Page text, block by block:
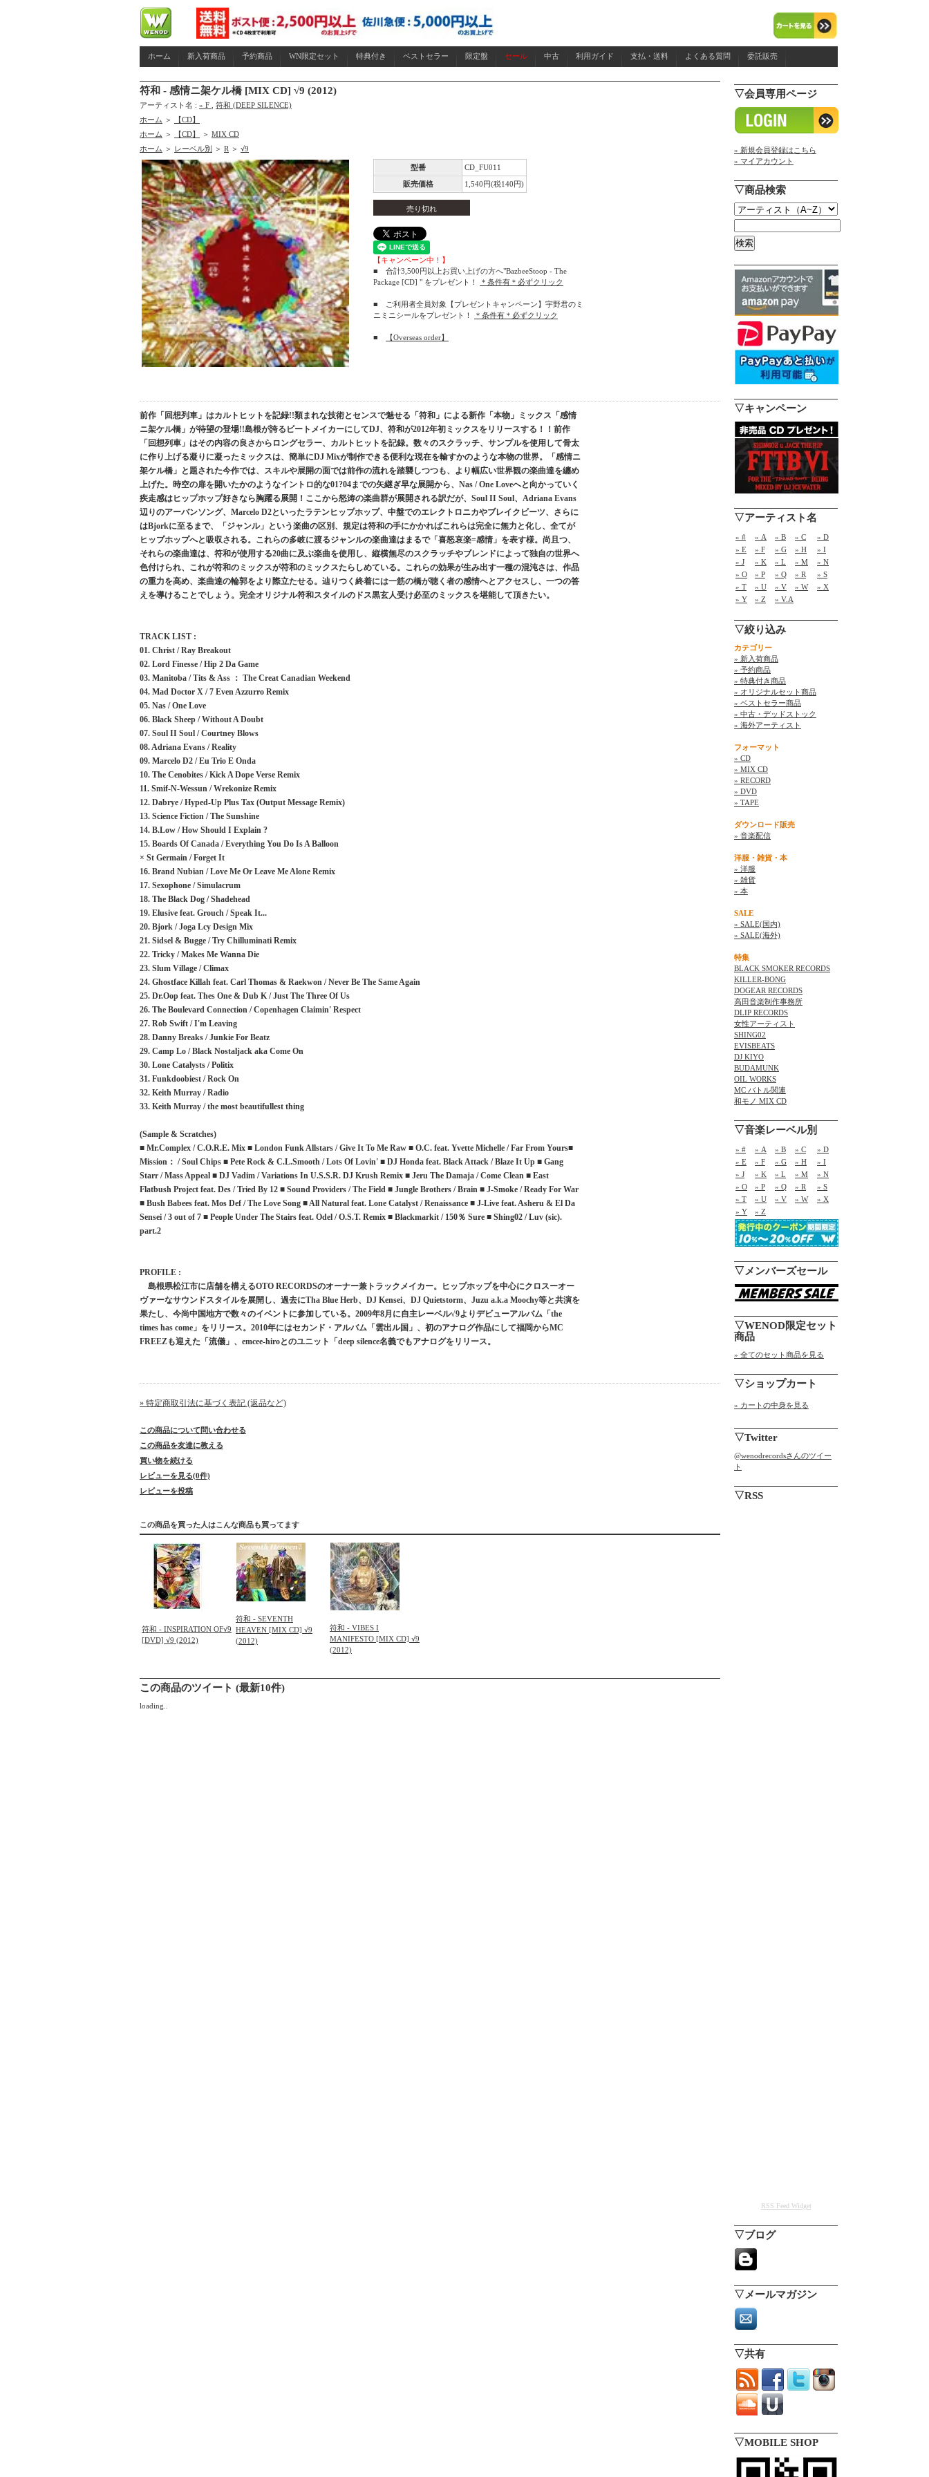
ホーム 新入荷商品 予約商品 WN限定セット 特典付き ベストセラー 限定盤 セール 中古 利用ガイド 支払・送料 よくある質問 委託販売
符和 - 感情ニ架ケル橋 [MIX CD] √9 (2012)
アーティスト名 : » F
符和 (DEEP SILENCE)
ホーム ＞
【CD】
ホーム ＞ 【CD】 ＞ MIX CD
ホーム ＞ レーベル別 ＞ R ＞ √9
型番
CD_FU011
販売価格
1,540円(税140円)
売り切れ
【キャンペーン中！】
■ 合計3,500円以上お買い上げの方へ"BazbeeStoop - The
Package [CD] " をプレゼント！
＊条件有＊必ずクリック
■ ご利用者全員対象【プレゼントキャンペーン】宇野君のミ
ニミニシールをプレゼント！
＊条件有＊必ずクリック
■ 【Overseas order】
前作「回想列車」はカルトヒットを記録!!類まれな技術とセンスで魅せる「符和」による新作「本物」ミックス「感情
ニ架ケル橋」が待望の登場!!島根が誇るビートメイカーにしてDJ、符和が2012年初ミックスをリリースする！！前作
「回想列車」はその内容の良さからロングセラー、カルトヒットを記録。数々のスクラッチ、サンプルを使用して骨太
に作り上げる凝りに凝ったミックスは、簡単にDJ Mixが制作できる便利な現在を輸すかのような本物の世界。「感情ニ
架ケル橋」と題された今作では、スキルや展開の面では前作の流れを踏襲しつつも、より幅広い世界観の楽曲達を纏め
上げた。時空の扉を開いたかのようなイントロ的な01?04までの矢継ぎ早な展開から、Nas / One Loveへと向かっていく
疾走感はヒップホップ好きなら胸躍る展開！ここから怒涛の楽曲群が展開される訳だが、Soul II Soul、Adriana Evans
辺りのアーバンソング、Marcelo D2といったラテンヒップホップ、中盤でのエレクトロニカやブレイクビーツ、さらに
はBjorkに至るまで、「ジャンル」という楽曲の区別、規定は符和の手にかかればこれらは完全に無力と化し、全てが
ヒップホップへと吸収される。これらの多岐に渡るジャンルの楽曲達はまるで「喜怒哀楽=感情」を表す様。尚且つ、
それらの楽曲達は、符和が使用する20曲に及ぶ楽曲を使用し、縦横無尽のスクラッチやブレンドによって独自の世界へ
色付けられ、これが符和のミックスが符和のミックスたらしめている。これらの効果が生み出す一種の混沌さは、作品
の重力を高め、楽曲達の輪郭をより際立たせる。辿りつく終着には一筋の橋が聴く者の感情へとアクセスし、一つの答
えを導けることでしょう。完全オリジナル符和スタイルのドス黒玄人受け必至のミックスを堪能して頂きたい。
TRACK LIST :
01. Christ / Ray Breakout
02. Lord Finesse / Hip 2 Da Game
03. Manitoba / Tits & Ass ： The Creat Canadian Weekend
04. Mad Doctor X / 7 Even Azzurro Remix
05. Nas / One Love
06. Black Sheep / Without A Doubt
07. Soul II Soul / Courtney Blows
08. Adriana Evans / Reality
09. Marcelo D2 / Eu Trio E Onda
10. The Cenobites / Kick A Dope Verse Remix
11. Smif-N-Wessun / Wrekonize Remix
12. Dabrye / Hyped-Up Plus Tax (Output Message Remix)
13. Science Fiction / The Sunshine
14. B.Low / How Should I Explain ?
15. Boards Of Canada / Everything You Do Is A Balloon
× St Germain / Forget It
16. Brand Nubian / Love Me Or Leave Me Alone Remix
17. Sexophone / Simulacrum
18. The Black Dog / Shadehead
19. Elusive feat. Grouch / Speak It...
20. Bjork / Joga Lcy Design Mix
21. Sidsel & Bugge / Try Chilluminati Remix
22. Tricky / Makes Me Wanna Die
23. Slum Village / Climax
24. Ghostface Killah feat. Carl Thomas & Raekwon / Never Be The Same Again
25. Dr.Oop feat. Thes One & Dub K / Just The Three Of Us
26. The Boulevard Connection / Copenhagen Claimin' Respect
27. Rob Swift / I'm Leaving
28. Danny Breaks / Junkie For Beatz
29. Camp Lo / Black Nostaljack aka Come On
30. Lone Catalysts / Politix
31. Funkdoobiest / Rock On
32. Keith Murray / Radio
33. Keith Murray / the most beautifullest thing
(Sample & Scratches)
■ Mr.Complex / C.O.R.E. Mix ■ London Funk Allstars / Give It To Me Raw ■ O.C. feat. Yvette Michelle / Far From Yours■
Mission： / Soul Chips ■ Pete Rock & C.L.Smooth / Lots Of Lovin' ■ DJ Honda feat. Black Attack / Blaze It Up ■ Gang
Starr / Mass Appeal ■ DJ Vadim / Variations In U.S.S.R. DJ Krush Remix ■ Jeru The Damaja / Come Clean ■ East
Flatbush Project feat. Des / Tried By 12 ■ Sound Providers / The Field ■ Jungle Brothers / Brain ■ J-Smoke / Ready For War
■ Bush Babees feat. Mos Def / The Love Song ■ All Natural feat. Lone Catalyst / Renaissance ■ J-Live feat. Asheru & El Da
Sensei / 3 out of 7 ■ People Under The Stairs feat. Odel / O.S.T. Remix ■ Blackmarkit / 150％ Sure ■ Shing02 / Luv (sic).
part.2
PROFILE :
島根県松江市に店舗を構えるOTO RECORDSのオーナー兼トラックメイカー。ヒップホップを中心にクロスーオー
ヴァーなサウンドスタイルを展開し、過去にTha Blue Herb、DJ Kensei、DJ Quietstorm、Juzu a.k.a Moochy等と共演を
果たし、今尚中国地方で数々のイベントに参加している。2009年8月に自主レーベル√9よりデビューアルバム「the
times has come」をリリース。2010年にはセカンド・アルバム「雲出ル国」、初のアナログ作品にして福岡からMC
FREEZも迎えた「流儀」、emcee-hiroとのユニット「deep silence名義でもアナログをリリース。
» 特定商取引法に基づく表記 (返品など)
この商品について問い合わせる
この商品を友達に教える
買い物を続ける
レビューを見る(0件)
レビューを投稿
この商品を買った人はこんな商品も買ってます
符和 - INSPIRATION OF√9
[DVD] √9 (2012)
符和 - SEVENTH
HEAVEN [MIX CD] √9
(2012)
符和 - VIBES I
MANIFESTO [MIX CD] √9
(2012)
この商品のツイート (最新10件)
loading..
▽会員専用ページ
» 新規会員登録はこちら
» マイアカウント
▽商品検索
▽キャンペーン
▽アーティスト名
» # » A » B » C
» D
» E
» F » G » H
» I
» J
» K » L » M
» N
» O
» P » Q » R
» S
» T
» U » V » W
» X
» Y
» Z » V.A
▽絞り込み
カテゴリー
» 新入荷商品
» 予約商品
» 特典付き商品
» オリジナルセット商品
» ベストセラー商品
» 中古・デッドストック
» 海外アーティスト
フォーマット
» CD
» MIX CD
» RECORD
» DVD
» TAPE
ダウンロード販売
» 音楽配信
洋服・雑貨・本
» 洋服
» 雑貨
» 本
SALE
» SALE(国内)
» SALE(海外)
特集
BLACK SMOKER RECORDS
KILLER-BONG
DOGEAR RECORDS
高田音楽制作事務所
DLIP RECORDS
女性アーティスト
SHING02
EVISBEATS
DJ KIYO
BUDAMUNK
OIL WORKS
MC バトル関連
和モノ MIX CD
▽音楽レーベル別
» # » A » B » C
» D
» E
» F » G » H
» I
» J
» K » L » M
» N
» O
» P » Q » R
» S
» T
» U » V » W
» X
» Y
» Z
▽メンバーズセール
▽WENOD限定セット
商品
» 全てのセット商品を見る
▽ショップカート
» カートの中身を見る
▽Twitter
@wenodrecordsさんのツイー
ト
▽RSS
RSS Feed Widget
▽ブログ
▽メールマガジン
▽共有
▽MOBILE SHOP